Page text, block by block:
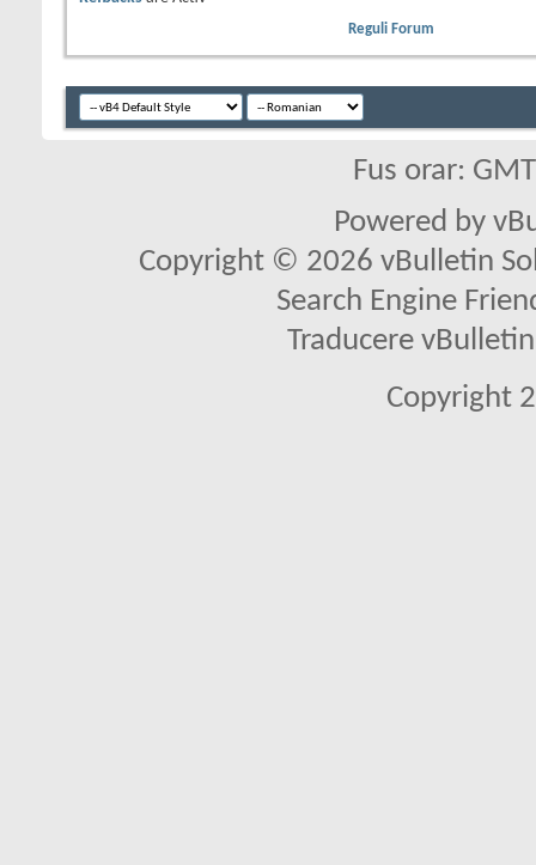
Reguli Forum
Fus orar:
Powered by
Copyright © 2026 vBulletin
Search Engine
Traducere
Copyright